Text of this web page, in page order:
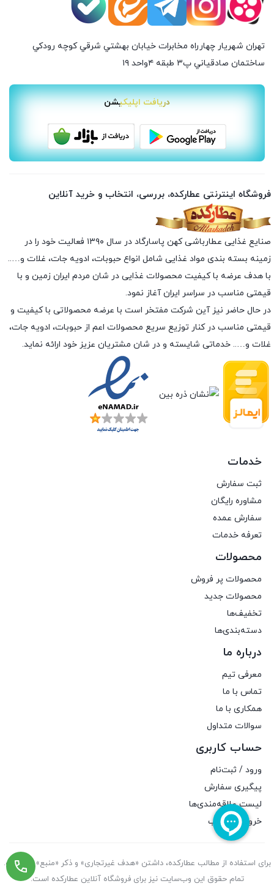
تهران شهريار چهارراه مخابرات خيابان بهشتي شرقي كوچه رودكي
ساختمان صادقياني پ٣ طبقه ٤واحد ۱۹
دریافت اپلیکیشن
فروشگاه اینترنتی عطارکده، بررسی، انتخاب و خرید آنلاین
صنایع غذایی عطارباشی کهن پاسارگاد در سال ۱۳۹۰ فعالیت خود را در
زمینه بسته بندی مواد غذایی شامل انواع حبوبات، ادویه جات، غلات و…..
با هدف عرضه با کیفیت محصولات غذایی در شان مردم ایران زمین و با
قیمتی مناسب در سراسر ایران آغاز نمود.
در حال حاضر نیز آین شرکت مفتخر است با عرضه محصولاتی با کیفیت و
قیمتی مناسب در کنار توزیع سریع محصولات اعم از حبوبات، ادویه جات،
غلات و….. خدماتی شایسته و در شان مشتریان عزیز خود ارائه نماید.
خدمات
ثبت سفارش
مشاوره رایگان
سفارش عمده
تعرفه خدمات
محصولات
محصولات پر فروش
محصولات جدید
تخفیف‌ها
دسته‌بندی‌ها
درباره ما
معرفی تیم
تماس با ما
همکاری با ما
سوالات متداول
حساب کاربری
ورود / ثبت‌نام
پیگیری سفارش
لیست علاقه‌مندی‌ها
خروج از حساب
برای استفاده از مطالب عطارکده، داشتن «هدف غیرتجاری» و ذکر «منبع» کافیست.
تمام حقوق اين وب‌سايت نیز برای فروشگاه آنلاین عطارکده است.